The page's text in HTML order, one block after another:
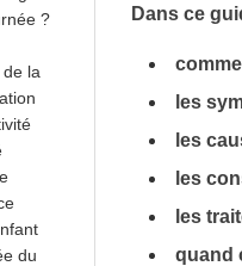
?
la
du
Dans ce
les
les
les
les
quand